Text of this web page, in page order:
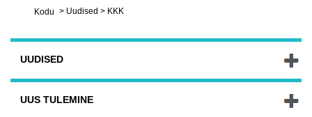
Kodu > Uudised > KKK
UUDISED
UUS TULEMINE